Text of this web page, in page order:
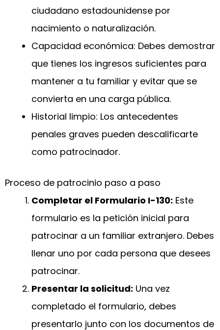
ciudadano estadounidense por
nacimiento o naturalización.
Capacidad económica: Debes demostrar
que tienes los ingresos suficientes para
mantener a tu familiar y evitar que se
convierta en una carga pública.
Historial limpio: Los antecedentes
penales graves pueden descalificarte
como patrocinador.
Proceso de patrocinio paso a paso
Completar el Formulario I-130: Este
formulario es la petición inicial para
patrocinar a un familiar extranjero. Debes
llenar uno por cada persona que desees
patrocinar.
Presentar la solicitud: Una vez
completado el formulario, debes
presentarlo junto con los documentos de